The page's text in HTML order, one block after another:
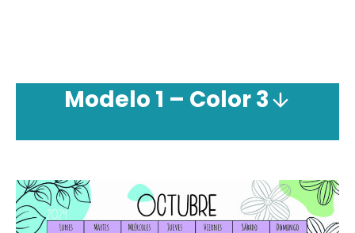
Modelo 1 – Color 3